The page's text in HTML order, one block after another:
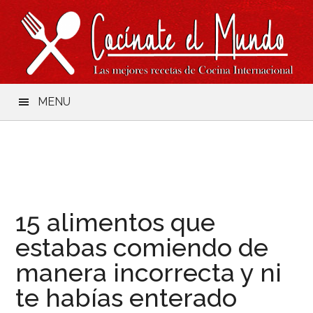
Saltar
contenido
secondary
Saltar
lateral
principal
Saltar
página
MENU
15 alimentos que
estabas comiendo de
manera incorrecta y ni
te habías enterado